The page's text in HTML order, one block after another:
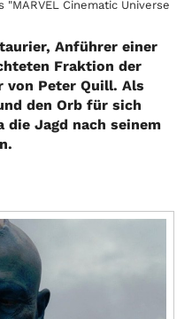
Cinematic Universe
Anführer einer
Fraktion der
von Peter Quill. Als
den Orb für sich
Jagd nach seinem